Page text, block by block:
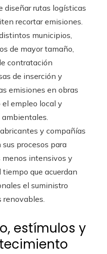
diseñar rutas logísticas
recortar emisiones.
municipios,
de mayor tamaño,
contratación
de inserción y
emisiones en obras
empleo local y
y compañías
procesos para
menos intensivos y
tiempo que acuerdan
el suministro
renovables.
estímulos y